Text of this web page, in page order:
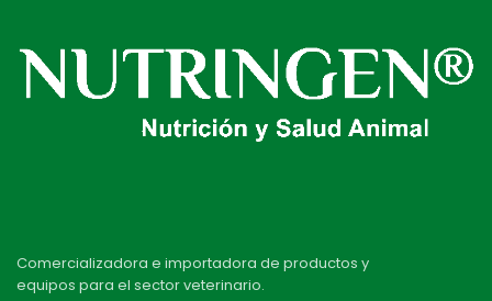
Comercializadora e importadora de productos y
equipos para el sector veterinario.